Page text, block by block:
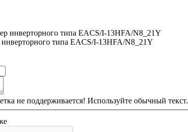
типа EACS/I-13HFA/N8_21Y
не поддерживается! Используйте обычный текст.